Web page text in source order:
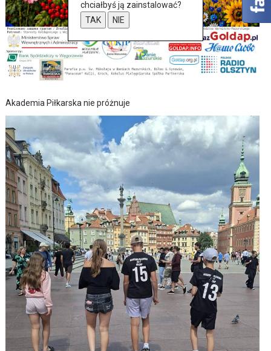
Akademia Piłkarska nie próżnuje
chciałbyś ją zainstalować?
TAK
NIE